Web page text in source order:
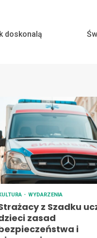
doskonalą
WYDARZENIA
z Szadku
zasad
i